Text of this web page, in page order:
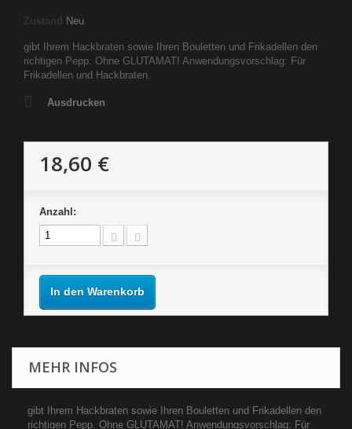
Zustand Neu
gibt Ihrem Hackbraten sowie Ihren Bouletten und Frikadellen den
richtigen Pepp. Ohne GLUTAMAT! Anwendungsvorschlag: Für
Frikadellen und Hackbraten.
Ausdrucken
18,60 €
Anzahl:
In den Warenkorb
MEHR INFOS
gibt Ihrem Hackbraten sowie Ihren Bouletten und Frikadellen den
richtigen Pepp. Ohne GLUTAMAT! Anwendungsvorschlag: Für